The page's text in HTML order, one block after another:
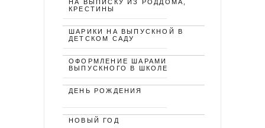
НА ВЫПИСКУ ИЗ РОДДОМА,
КРЕСТИНЫ
ШАРИКИ НА ВЫПУСКНОЙ В
ДЕТСКОМ САДУ
ОФОРМЛЕНИЕ ШАРАМИ
ВЫПУСКНОГО В ШКОЛЕ
ДЕНЬ РОЖДЕНИЯ
НОВЫЙ ГОД